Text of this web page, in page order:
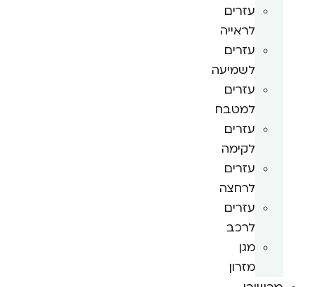
עזרים
לראייה
עזרים
לשמיעה
עזרים
למטבח
עזרים
לקימה
עזרים
לרחצה
עזרים
לרכב
מגן
מזרון